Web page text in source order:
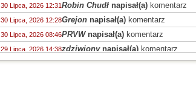
30 Lipca, 2026 12:31Robin Chudł napisał(a) komentarz
30 Lipca, 2026 12:28Grejon napisał(a) komentarz
30 Lipca, 2026 08:46PRVWnapisał(a) komentarz
29 Lipca, 2026 14:38zdziwionynapisał(a) komentarz
29 Lipca, 2026 14:03Drag0nnapisał(a)komentarz